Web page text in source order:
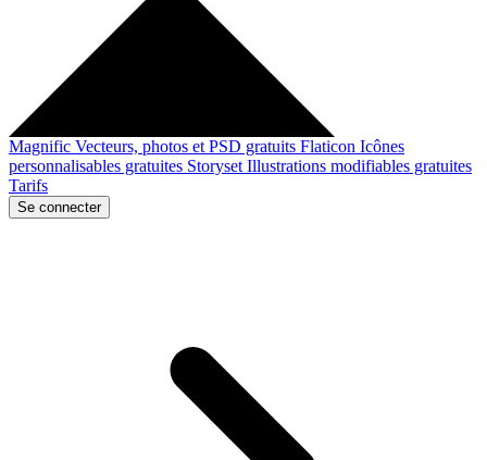
Magnific Vecteurs, photos et PSD gratuits Flaticon Icônes
personnalisables gratuites Storyset Illustrations modifiables gratuites
Tarifs
Se connecter